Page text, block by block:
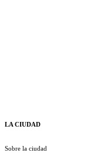
LA CIUDAD
Sobre la ciudad